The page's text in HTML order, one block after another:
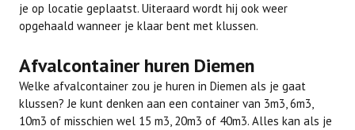
je op locatie geplaatst. Uiteraard wordt hij ook weer
opgehaald wanneer je klaar bent met klussen.
Afvalcontainer huren Diemen
Welke afvalcontainer zou je huren in Diemen als je gaat
klussen? Je kunt denken aan een container van 3m3, 6m3,
10m3 of misschien wel 15 m3, 20m3 of 40m3. Alles kan als je